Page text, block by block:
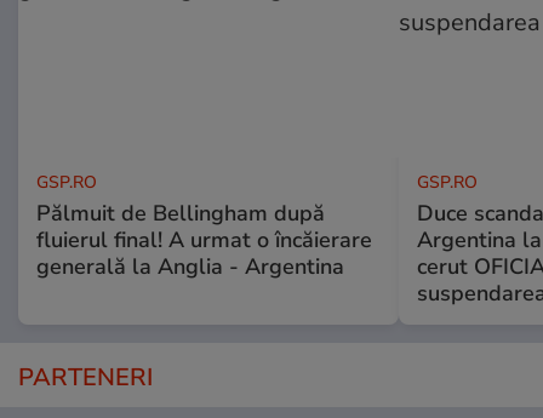
GSP.RO
Pălmuit de Bellingham după
fluierul final! A urmat o încăierare
generală la Anglia - Argentina
GSP.RO
Duce
Argentina
cerut
PARTENERI